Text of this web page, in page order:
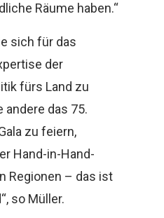
Räume haben.“
sich für das
der
fürs Land zu
andere das 75.
zu feiern,
Hand-in-Hand-
Regionen – das ist
so Müller.